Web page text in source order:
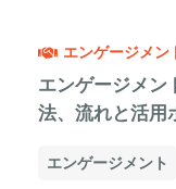
エンゲージメン
エンゲージメン
法、流れと活用
エンゲージメント